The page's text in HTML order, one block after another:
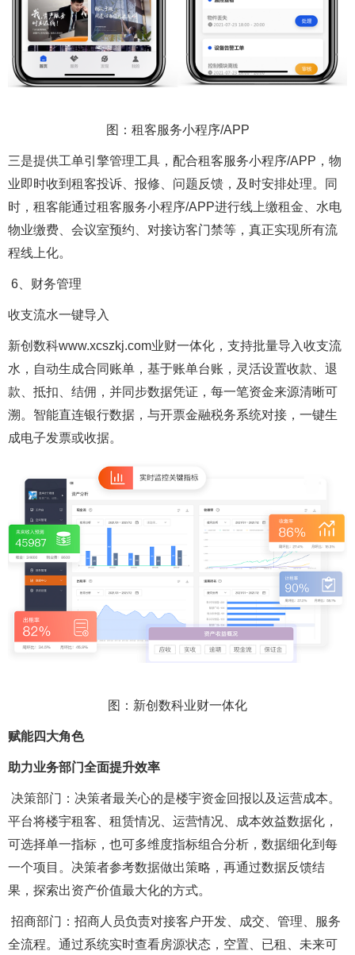
图：租客服务小程序/APP
三是提供工单引擎管理工具，配合租客服务小程序/APP，物
业即时收到租客投诉、报修、问题反馈，及时安排处理。同
时，租客能通过租客服务小程序/APP进行线上缴租金、水电
物业缴费、会议室预约、对接访客门禁等，真正实现所有流
程线上化。
6、财务管理
收支流水一键导入
新创数科www.xcszkj.com业财一体化，支持批量导入收支流
水，自动生成合同账单，基于账单台账，灵活设置收款、退
款、抵扣、结佣，并同步数据凭证，每一笔资金来源清晰可
溯。智能直连银行数据，与开票金融税务系统对接，一键生
成电子发票或收据。
图：新创数科业财一体化
赋能四大角色
助力业务部门全面提升效率
决策部门：决策者最关心的是楼宇资金回报以及运营成本。
平台将楼宇租客、租赁情况、运营情况、成本效益数据化，
可选择单一指标，也可多维度指标组合分析，数据细化到每
一个项目。决策者参考数据做出策略，再通过数据反馈结
果，探索出资产价值最大化的方式。
招商部门：招商人员负责对接客户开发、成交、管理、服务
全流程。通过系统实时查看房源状态，空置、已租、未来可